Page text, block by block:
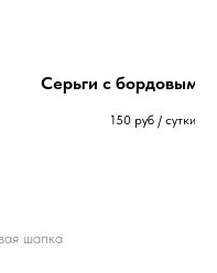
Серьги с бордовым
150 руб / сутки
шапка